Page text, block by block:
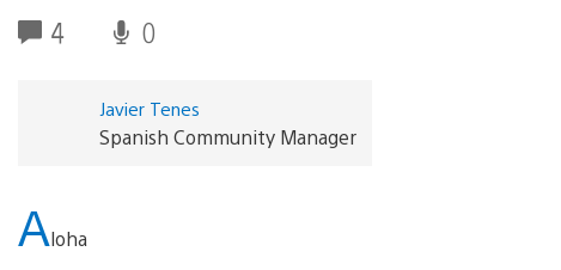
4 0
Javier Tenes
Spanish Community Manager
Aloha